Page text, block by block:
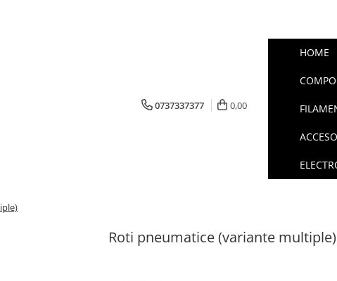
0737337377 0,00
HOME
Roti pneumatice (variante multiple)